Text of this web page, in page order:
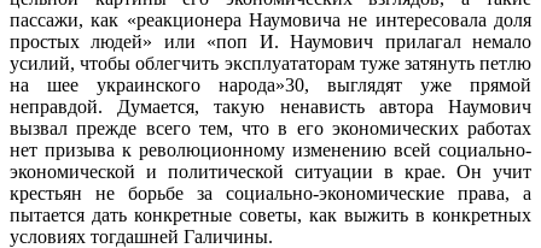
пассажи, как «реакционера Наумовича не интересовала доля
простых людей» или «поп И. Наумович прилагал немало
усилий, чтобы облегчить эксплуататорам туже затянуть петлю
на шее украинского народа»30, выглядят уже прямой
неправдой. Думается, такую ненависть автора Наумович
вызвал прежде всего тем, что в его экономических работах
нет призыва к революционному изменению всей социально-
экономической и политической ситуации в крае. Он учит
крестьян не борьбе за социально-экономические права, а
пытается дать конкретные советы, как выжить в конкретных
условиях тогдашней Галичины.